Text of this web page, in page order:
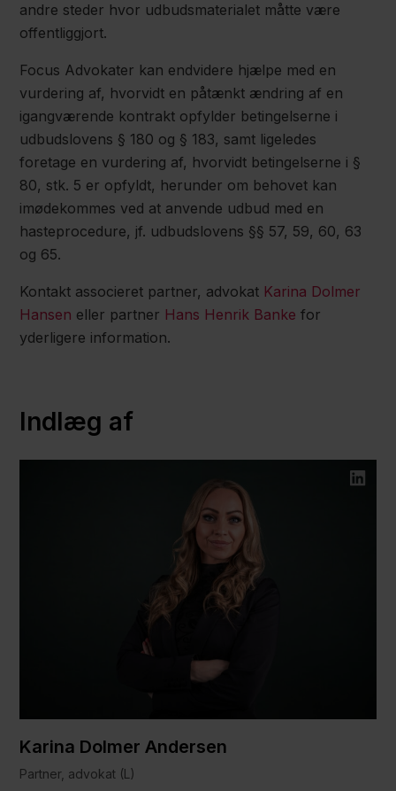
andre steder hvor udbudsmaterialet måtte være
offentliggjort.
Focus Advokater kan endvidere hjælpe med en
vurdering af, hvorvidt en påtænkt ændring af en
igangværende kontrakt opfylder betingelserne i
udbudslovens § 180 og § 183, samt ligeledes
foretage en vurdering af, hvorvidt betingelserne i §
80, stk. 5 er opfyldt, herunder om behovet kan
imødekommes ved at anvende udbud med en
hasteprocedure, jf. udbudslovens §§ 57, 59, 60, 63
og 65.
Kontakt associeret partner, advokat Karina Dolmer
Hansen eller partner Hans Henrik Banke for
yderligere information.
Indlæg af
Karina Dolmer Andersen
Partner, advokat (L)